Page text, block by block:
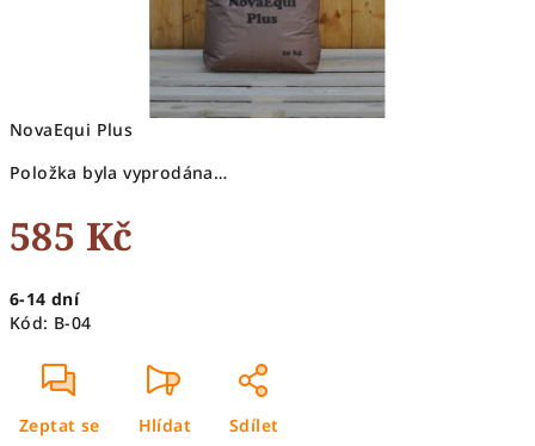
NovaEqui Plus
Položka byla vyprodána…
585 Kč
cena:
6-14 dní
Kód: B-04
Zeptat se Hlídat Sdílet